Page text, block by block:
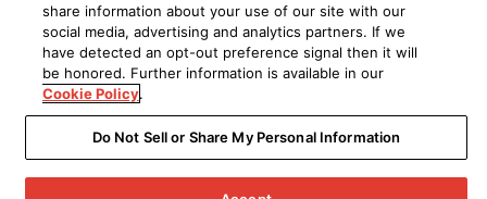
share information about your use of our site with our
social media, advertising and analytics partners. If we
have detected an opt-out preference signal then it will
be honored. Further information is available in our
Cookie Policy.
Do Not Sell or Share My Personal Information